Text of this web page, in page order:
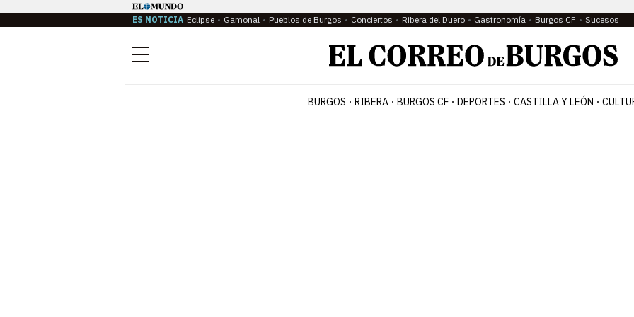
ES NOTICIA Eclipse Gamonal Pueblos de Burgos Conciertos Ribera del Duero Gastronomía Burgos CF Sucesos
Menú
BURGOS RIBERA BURGOS CF DEPORTES CASTILLA Y LEÓN